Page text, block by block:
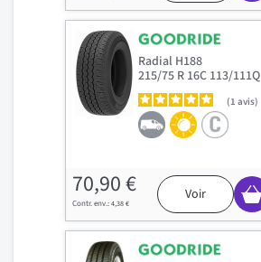
Radial H188
215/75 R 16C 113/111Q
1avis
70,90 €
4,38 €
Voir